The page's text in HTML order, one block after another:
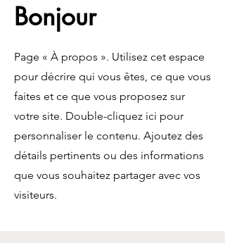
Bonjour
Page « À propos ». Utilisez cet espace
pour décrire qui vous êtes, ce que vous
faites et ce que vous proposez sur
votre site. Double-cliquez ici pour
personnaliser le contenu. Ajoutez des
détails pertinents ou des informations
que vous souhaitez partager avec vos
visiteurs.